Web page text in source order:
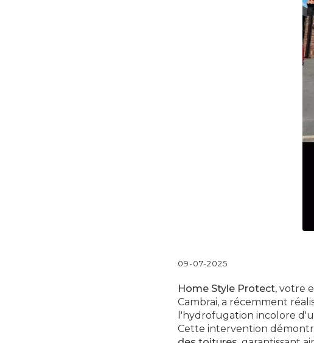
09-07-2025
Home Style Protect, votre
Cambrai, a récemment
l'hydrofugation incolore
Cette intervention